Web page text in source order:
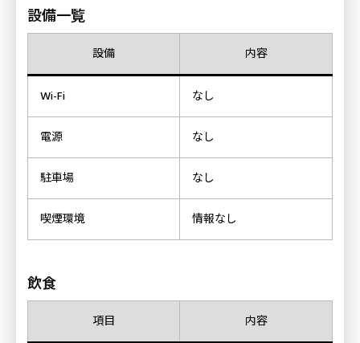
設備一覧
設備 内容
Wi-Fi なし
電源 なし
駐車場 なし
喫煙環境 情報なし
飲食
項目 内容